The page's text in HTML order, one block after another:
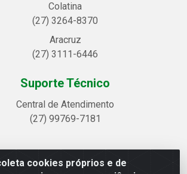
cookies próprios e de
Colatina
(27) 3264-8370
Aracruz
(27) 3111-6446
Suporte Técnico
Central de Atendimento
(27) 99769-7181
LTDA - Avenida Alegre, 2521 -